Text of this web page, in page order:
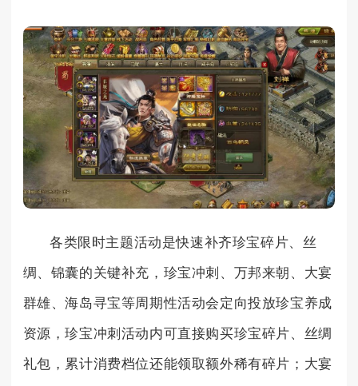
各类限时主题活动是快速补齐珍宝碎片、丝
绸、锦囊的关键补充，珍宝冲刺、万邦来朝、大宴
群雄、海岛寻宝等周期性活动会定向投放珍宝养成
资源，珍宝冲刺活动内可直接购买珍宝碎片、丝绸
礼包，累计消费档位还能领取额外稀有碎片；大宴